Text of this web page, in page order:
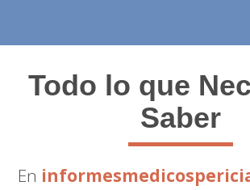
Todo lo que
Saber
En